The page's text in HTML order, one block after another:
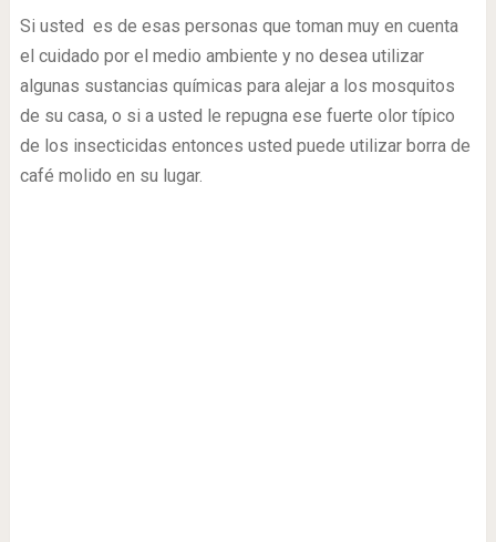
Si usted es de esas personas que toman muy en cuenta
el cuidado por el medio ambiente y no desea utilizar
algunas sustancias químicas para alejar a los mosquitos
de su casa, o si a usted le repugna ese fuerte olor típico
de los insecticidas entonces usted puede utilizar borra de
café molido en su lugar.